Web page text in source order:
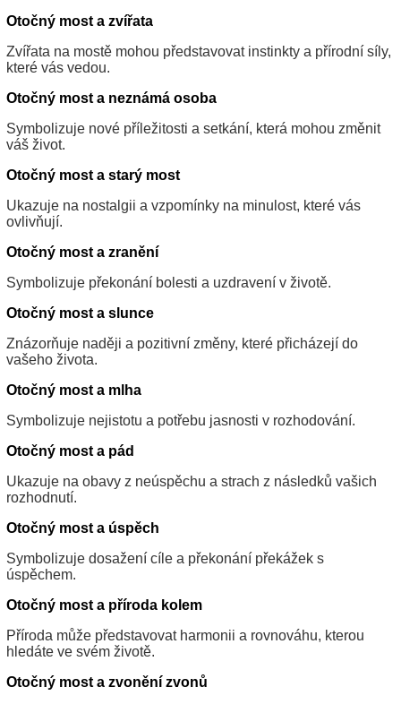
Otočný most a zvířata
Zvířata na mostě mohou představovat instinkty a přírodní síly,
které vás vedou.
Otočný most a neznámá osoba
Symbolizuje nové příležitosti a setkání, která mohou změnit
váš život.
Otočný most a starý most
Ukazuje na nostalgii a vzpomínky na minulost, které vás
ovlivňují.
Otočný most a zranění
Symbolizuje překonání bolesti a uzdravení v životě.
Otočný most a slunce
Znázorňuje naději a pozitivní změny, které přicházejí do
vašeho života.
Otočný most a mlha
Symbolizuje nejistotu a potřebu jasnosti v rozhodování.
Otočný most a pád
Ukazuje na obavy z neúspěchu a strach z následků vašich
rozhodnutí.
Otočný most a úspěch
Symbolizuje dosažení cíle a překonání překážek s
úspěchem.
Otočný most a příroda kolem
Příroda může představovat harmonii a rovnováhu, kterou
hledáte ve svém životě.
Otočný most a zvonění zvonů